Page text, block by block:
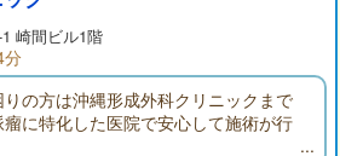
崎間ビル1階
分
の方は沖縄形成外科クリニックまで
に特化した医院で安心して施術が行